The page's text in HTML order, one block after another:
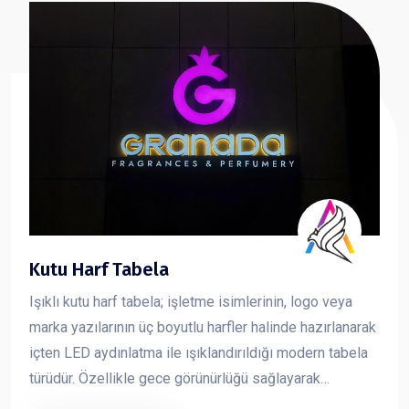
Kutu Harf Tabela
Işıklı kutu harf tabela; işletme isimlerinin, logo veya
marka yazılarının üç boyutlu harfler halinde hazırlanarak
içten LED aydınlatma ile ışıklandırıldığı modern tabela
türüdür. Özellikle gece görünürlüğü sağlayarak